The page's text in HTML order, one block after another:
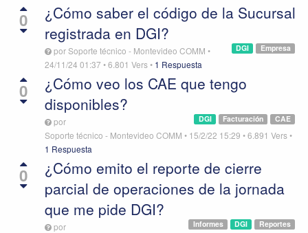
0
¿Cómo saber el código de la Sucursal
registrada en DGI?
Empresa
DGI
porSoporte técnico - Montevideo COMM •
24/11/24 01:37 •6.801 Vers• 1 Respuesta
0
¿Cómo veo los CAE que tengo
disponibles?
CAE
Facturación
DGI
por
Soporte técnico - Montevideo COMM • 15/2/22 15:29 •6.891 Vers•
1 Respuesta
0
¿Cómo emito el reporte de cierre
parcial de operaciones de la jornada
que me pide DGI?
Reportes
DGI
Informes
por